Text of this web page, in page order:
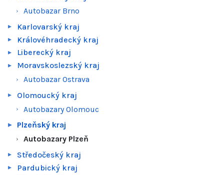
Autobazar Brno
Karlovarský kraj
Královéhradecký kraj
Liberecký kraj
Moravskoslezský kraj
Autobazar Ostrava
Olomoucký kraj
Autobazary Olomouc
Plzeňský kraj
Autobazary Plzeň
Středočeský kraj
Pardubický kraj